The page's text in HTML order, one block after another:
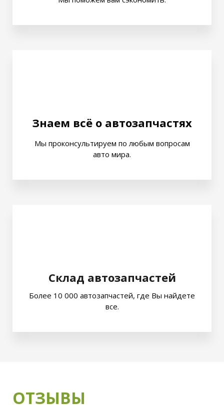
Знаем всё о автозапчастях
Мы проконсультируем по любым вопросам
авто мира.
Склад автозапчастей
Более 10 000 автозапчастей, где Вы найдете
все.
ОТЗЫВЫ